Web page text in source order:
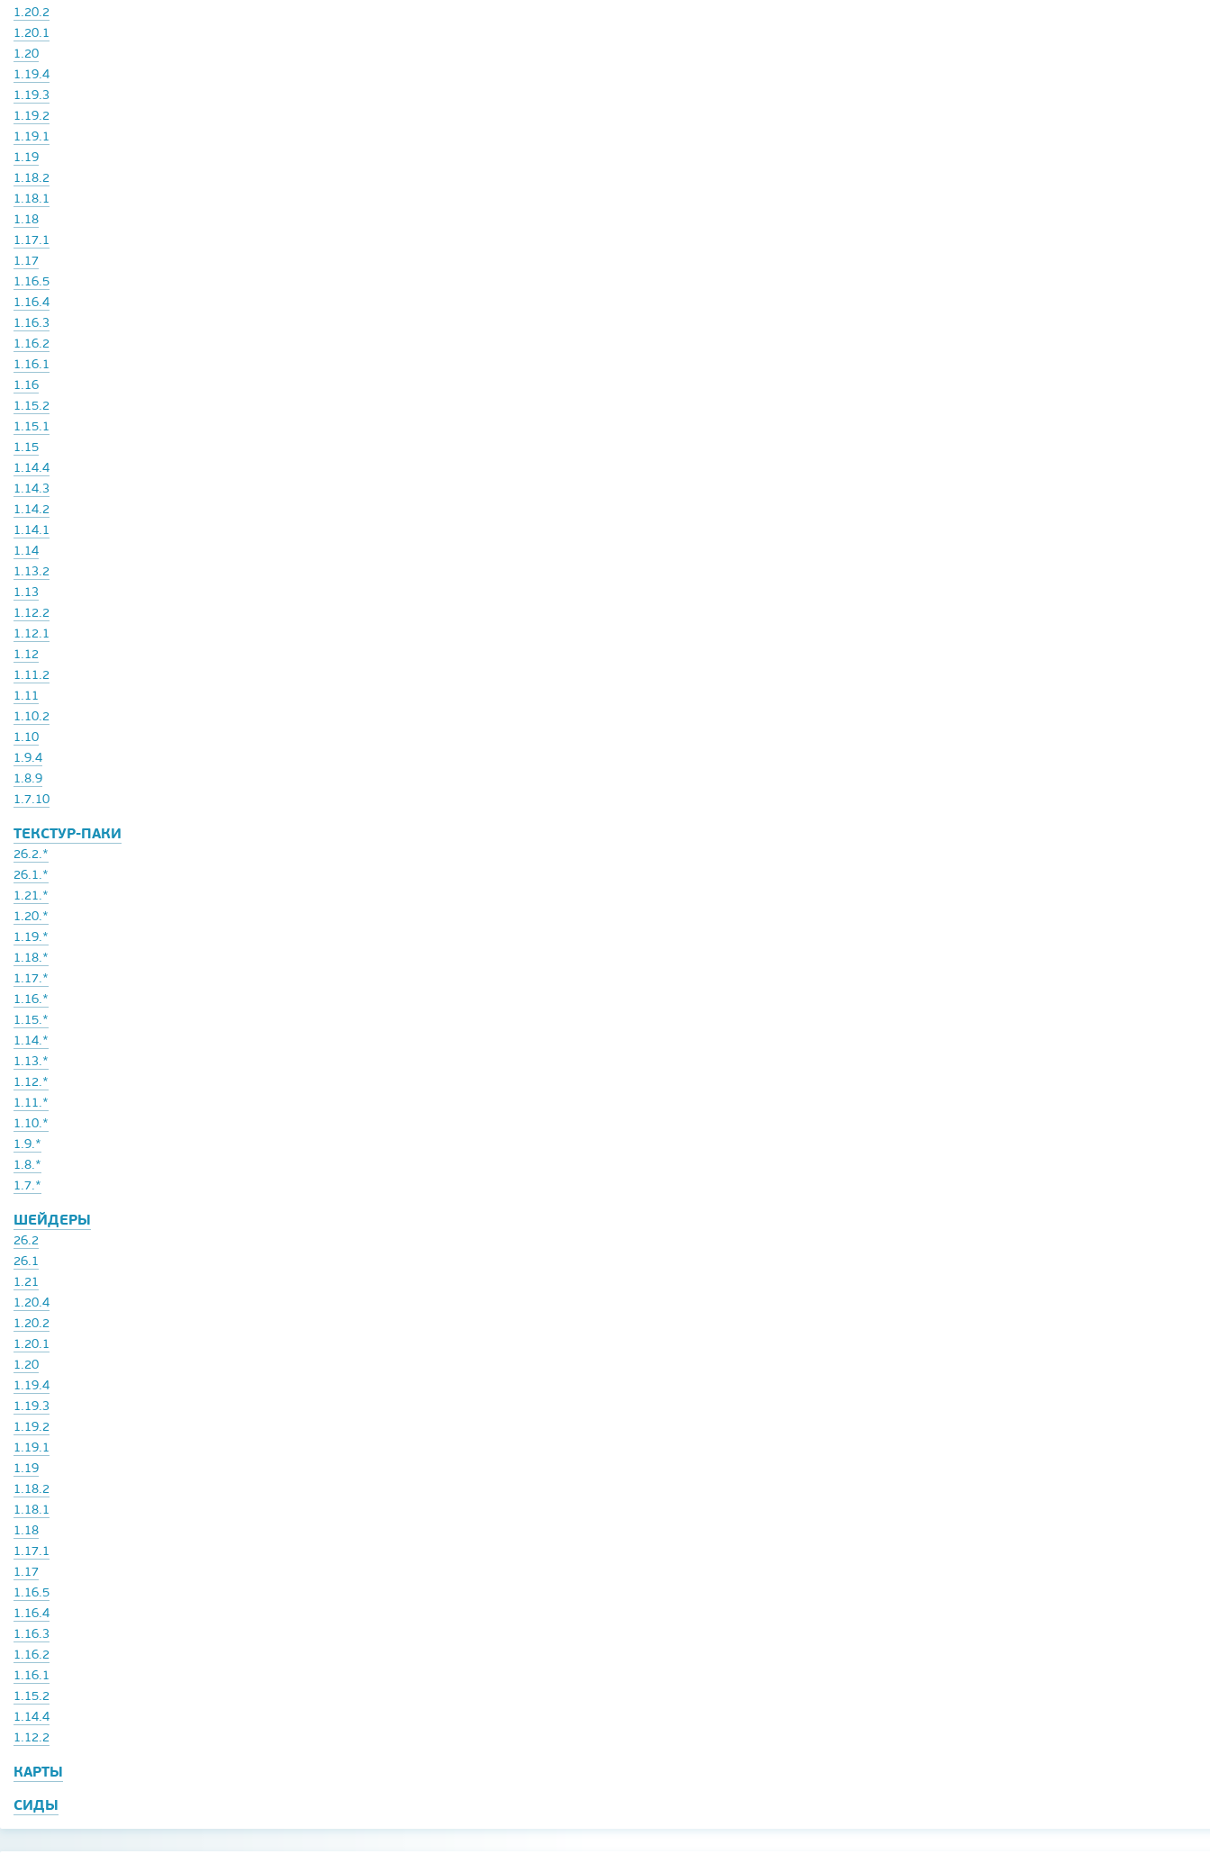
1.20.2
1.20.1
1.20
1.19.4
1.19.3
1.19.2
1.19.1
1.19
1.18.2
1.18.1
1.18
1.17.1
1.17
1.16.5
1.16.4
1.16.3
1.16.2
1.16.1
1.16
1.15.2
1.15.1
1.15
1.14.4
1.14.3
1.14.2
1.14.1
1.14
1.13.2
1.13
1.12.2
1.12.1
1.12
1.11.2
1.11
1.10.2
1.10
1.9.4
1.8.9
1.7.10
ТЕКСТУР-ПАКИ
26.2.*
26.1.*
1.21.*
1.20.*
1.19.*
1.18.*
1.17.*
1.16.*
1.15.*
1.14.*
1.13.*
1.12.*
1.11.*
1.10.*
1.9.*
1.8.*
1.7.*
ШЕЙДЕРЫ
26.2
26.1
1.21
1.20.4
1.20.2
1.20.1
1.20
1.19.4
1.19.3
1.19.2
1.19.1
1.19
1.18.2
1.18.1
1.18
1.17.1
1.17
1.16.5
1.16.4
1.16.3
1.16.2
1.16.1
1.15.2
1.14.4
1.12.2
КАРТЫ
СИДЫ